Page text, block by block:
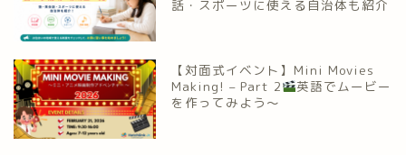
話・スポーツに使える自治体も紹介
【対面式イベント】Mini Movies
Making! – Part 2
英語でムービー
を作ってみよう～